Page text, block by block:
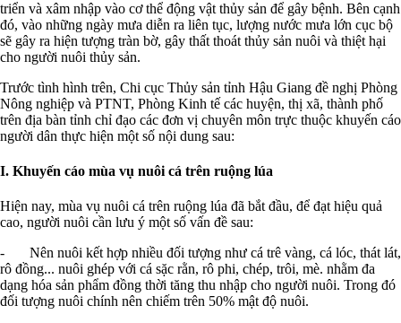
triển và xâm nhập vào cơ thể động vật thủy sản để gây bệnh. Bên cạnh
đó, vào những ngày mưa diễn ra liên tục, lượng nước mưa lớn cục bộ
sẽ gây ra hiện tượng tràn bờ, gây thất thoát thủy sản nuôi và thiệt hại
cho người nuôi thủy sản.
Trước tình hình trên, Chi cục Thủy sản tỉnh Hậu Giang đề nghị Phòng
Nông nghiệp và PTNT, Phòng Kinh tế các huyện, thị xã, thành phố
trên địa bàn tỉnh chỉ đạo các đơn vị chuyên môn trực thuộc khuyến cáo
người dân thực hiện một số nội dung sau:
I. Khuyến cáo mùa vụ nuôi cá trên ruộng lúa
Hiện nay, mùa vụ nuôi cá trên ruộng lúa đã bắt đầu, để đạt hiệu quả
cao, người nuôi cần lưu ý một số vấn đề sau:
- Nên nuôi kết hợp nhiều đối tượng như cá trê vàng, cá lóc, thát lát,
rô đồng... nuôi ghép với cá sặc rằn, rô phi, chép, trôi, mè. nhằm đa
dạng hóa sản phẩm đồng thời tăng thu nhập cho người nuôi. Trong đó
đối tượng nuôi chính nên chiếm trên 50% mật độ nuôi.